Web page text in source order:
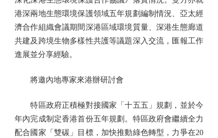
港深兩地生態環境保護領域五年規劃編制情況、亞太經
濟合作組織會議期間深港區域環境質量、深港生態廊道
共建及跨境生物多樣性共護等議題深入交流，匯報工作
進展並分享經驗。
將邀內地專家來港辦研討會
特區政府正積極對接國家「十五五」規劃，並於今
年內完成制定香港首份五年規劃。特區政府會繼續全力
配合國家「雙碳」目標，加快推動綠色轉型，力爭在20